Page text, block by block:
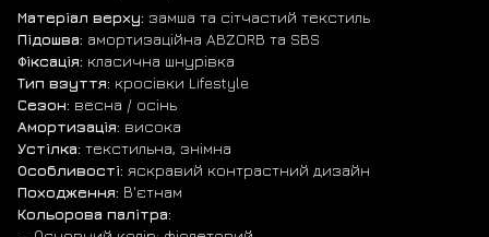
Матеріал верху: замша та сітчастий текстиль
Підошва: амортизаційна ABZORB та SBS
Фіксація: класична шнурівка
Тип взуття: кросівки Lifestyle
Сезон: весна / осінь
Амортизація: висока
Устілка: текстильна, знімна
Особливості: яскравий контрастний дизайн
Походження: В'єтнам
Кольорова палітра: